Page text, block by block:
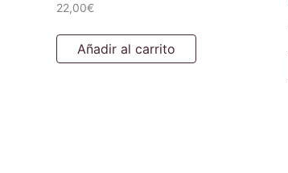
22,00€
Añadir al carrito